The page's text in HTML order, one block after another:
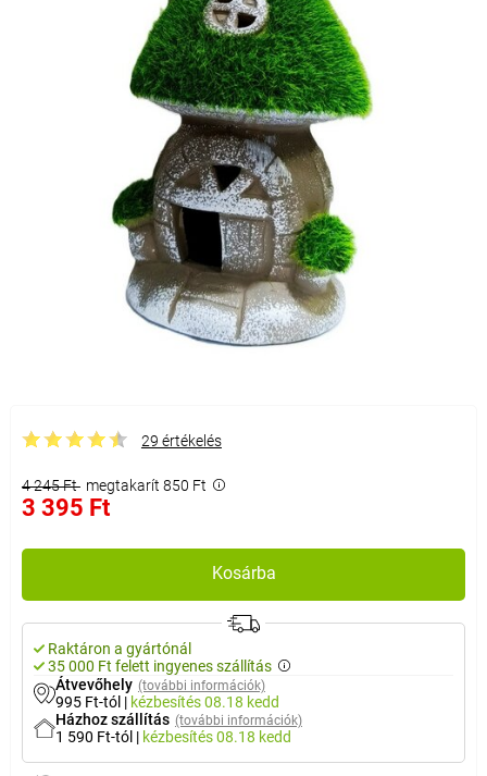
29 értékelés
4 245 Ft megtakarít 850 Ft
3 395 Ft
Kosárba
Raktáron a gyártónál
35 000 Ft felett ingyenes szállítás
Átvevőhely (további információk)
995 Ft-tól | kézbesítés08.18 kedd
Házhoz szállítás (további információk)
1 590 Ft-tól | kézbesítés08.18 kedd